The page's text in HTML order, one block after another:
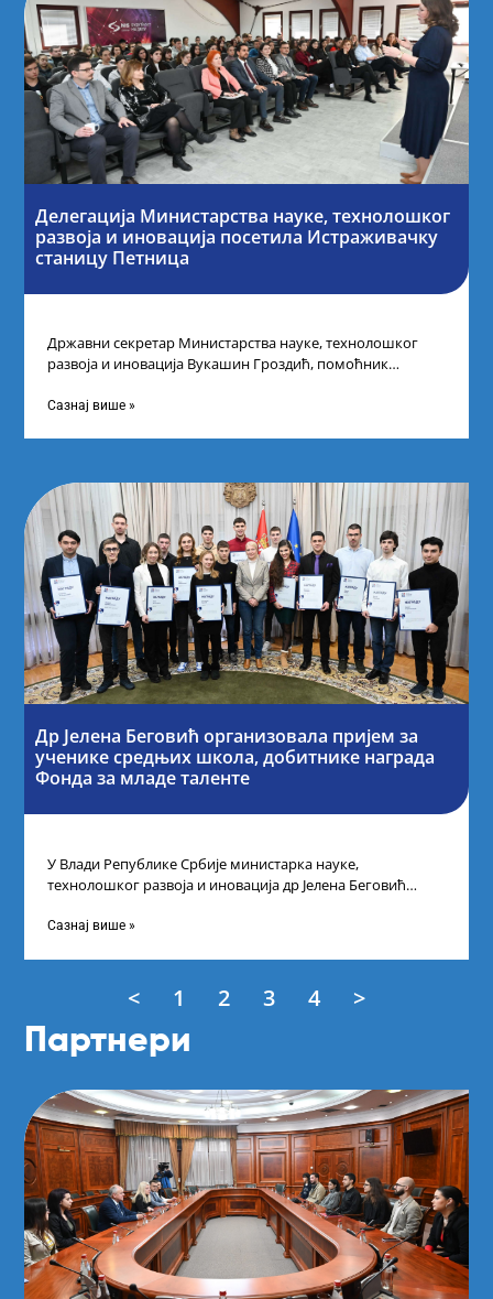
Делегација Министарства науке, технолошког
развоја и иновација посетила Истраживачку
станицу Петница
Државни секретар Министарства науке, технолошког
развоја и иновација Вукашин Гроздић, помоћник
промоцију
Сазнај више »
Др Јелена Беговић организовала пријем за
ученике средњих школа, добитнике награда
Фонда за младе таленте
У Влади Републике Србије министарка науке,
технолошког развоја и иновација др Јелена Беговић
Сазнај више »
< 1 2 3 4 >
Партнери